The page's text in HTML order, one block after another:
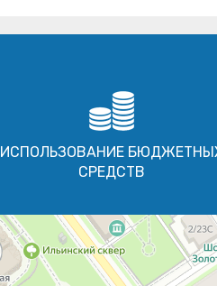
ИСПОЛЬЗОВАНИЕ
СРЕДСТВ